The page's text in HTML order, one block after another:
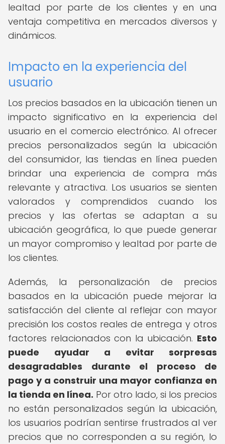
lealtad por parte de los clientes y en una
ventaja competitiva en mercados diversos y
dinámicos.
Impacto en la experiencia del
usuario
Los precios basados en la ubicación tienen un
impacto significativo en la experiencia del
usuario en el comercio electrónico. Al ofrecer
precios personalizados según la ubicación
del consumidor, las tiendas en línea pueden
brindar una experiencia de compra más
relevante y atractiva. Los usuarios se sienten
valorados y comprendidos cuando los
precios y las ofertas se adaptan a su
ubicación geográfica, lo que puede generar
un mayor compromiso y lealtad por parte de
los clientes.
Además, la personalización de precios
basados en la ubicación puede mejorar la
satisfacción del cliente al reflejar con mayor
precisión los costos reales de entrega y otros
factores relacionados con la ubicación. Esto
puede ayudar a evitar sorpresas
desagradables durante el proceso de
pago y a construir una mayor confianza en
la tienda en línea. Por otro lado, si los precios
no están personalizados según la ubicación,
los usuarios podrían sentirse frustrados al ver
precios que no corresponden a su región, lo